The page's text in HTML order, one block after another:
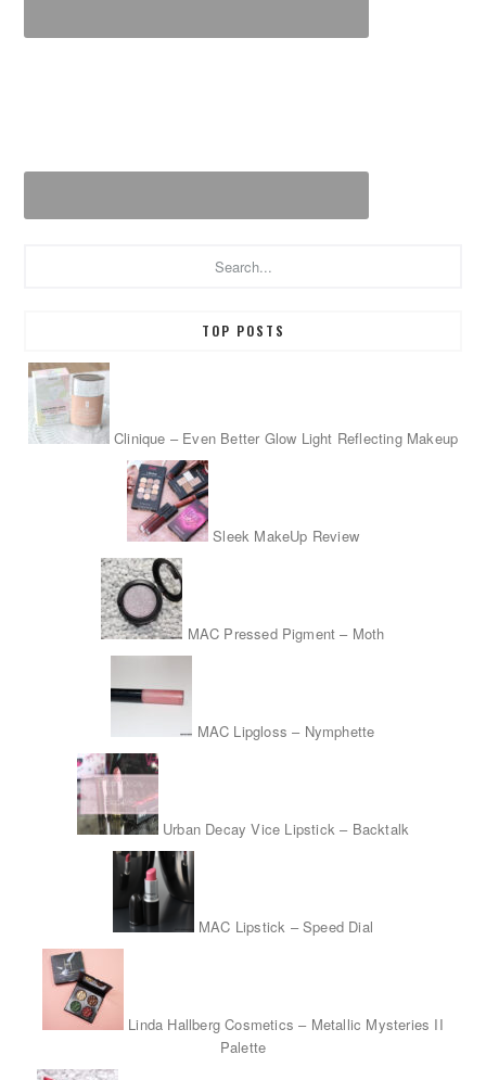
TOP POSTS
Clinique – Even Better Glow Light Reflecting Makeup
Sleek MakeUp Review
MAC Pressed Pigment – Moth
MAC Lipgloss – Nymphette
Urban Decay Vice Lipstick – Backtalk
MAC Lipstick – Speed Dial
Linda Hallberg Cosmetics – Metallic Mysteries II
Palette